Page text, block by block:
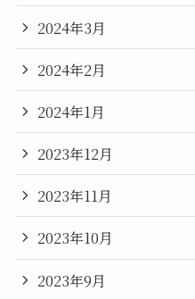
2024年3月
2024年2月
2024年1月
2023年12月
2023年11月
2023年10月
2023年9月